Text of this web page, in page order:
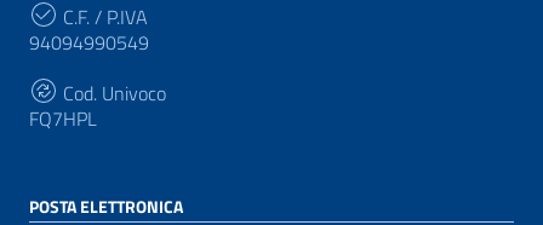
C.F. / P.IVA
94094990549
Cod. Univoco
FQ7HPL
POSTA ELETTRONICA